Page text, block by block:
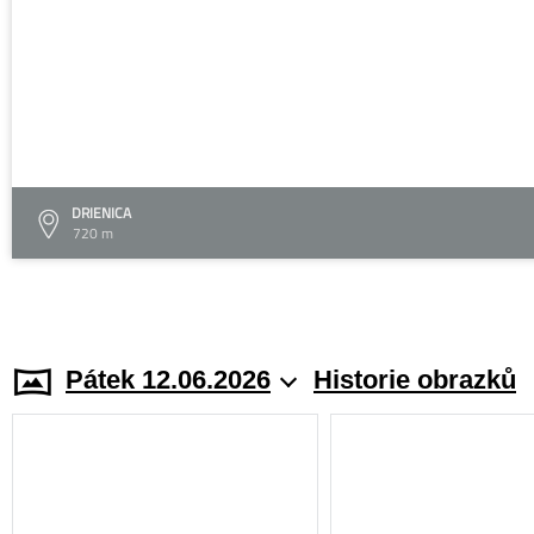
DRIENICA
720 m
Pátek 12.06.2026 Historie obrazků